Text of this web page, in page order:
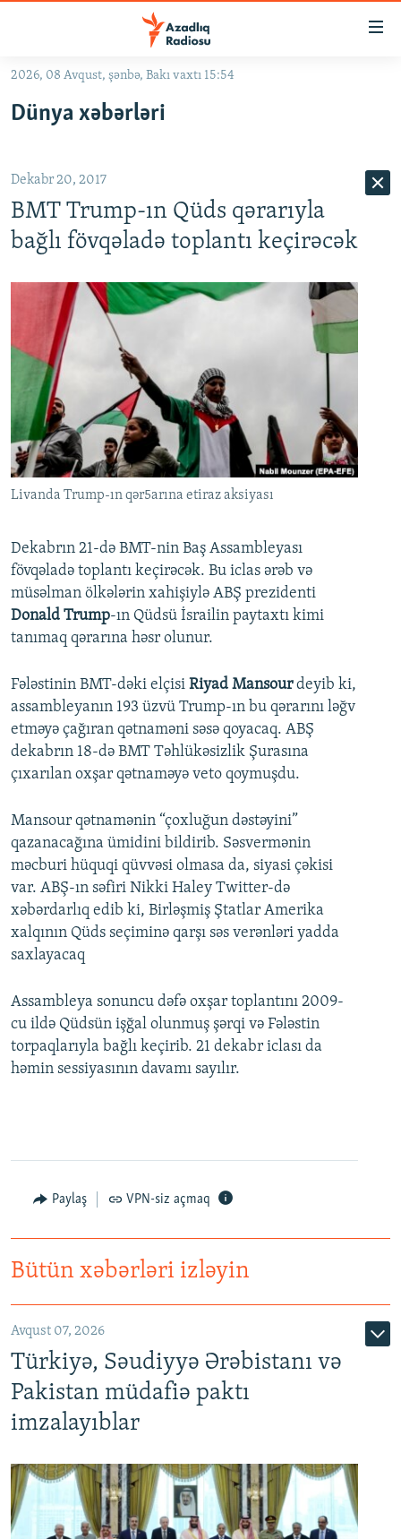
Əsas
qayıt
qayıt
Axtarışa
keç
#İZAHLA
QANUNI DOĞRU
ARAŞDIRMA
MULTIMEDIA
VIDEO
FOTOQALEREYA
İNFOQRAFIKA
KARIKATURA
RADIO ARXIV
OXU ZALI
AZƏRBAYCAN ƏDƏBIYYATI KITABXANASI
İSLAM VƏ DEMOKRATIYA
HAQQIMIZDA
MISSIYAMIZ
PEŞƏ ETIKASI VƏ JURNALISTIKA STANDARTLARIMIZ
BIZIMLƏ ƏLAQƏ
XƏBƏR BÜLLETENLƏRIMIZ
BIZI IZLƏ
2026, 08 Avqust, şənbə, Bakı vaxtı 15:54
Dünya xəbərləri
Dekabr 20, 2017
BMT Trump-ın Qüds qərarıyla
bağlı fövqəladə toplantı keçirəcək
Livanda Trump-ın qər5arına etiraz aksiyası
Dekabrın 21-də BMT-nin Baş Assambleyası
fövqəladə toplantı keçirəcək. Bu iclas ərəb və
müsəlman ölkələrin xahişiylə ABŞ prezidenti
Donald Trump-ın Qüdsü İsrailin paytaxtı kimi
tanımaq qərarına həsr olunur.
Fələstinin BMT-dəki elçisi Riyad Mansourdeyib ki,
assambleyanın 193 üzvü Trump-ın bu qərarını ləğv
etməyə çağıran qətnaməni səsə qoyacaq. ABŞ
dekabrın 18-də BMT Təhlükəsizlik Şurasına
çıxarılan oxşar qətnaməyə veto qoymuşdu.
Mansour qətnamənin “çoxluğun dəstəyini”
qazanacağına ümidini bildirib. Səsvermənin
məcburi hüquqi qüvvəsi olmasa da, siyasi çəkisi
var. ABŞ-ın səfiri Nikki Haley Twitter-də
xəbərdarlıq edib ki, Birləşmiş Ştatlar Amerika
xalqının Qüds seçiminə qarşı səs verənləri yadda
saxlayacaq
Assambleya sonuncu dəfə oxşar toplantını 2009-
cu ildə Qüdsün işğal olunmuş şərqi və Fələstin
torpaqlarıyla bağlı keçirib. 21 dekabr iclası da
həmin sessiyasının davamı sayılır.
Paylaş VPN-siz açmaq
Bütün xəbərləri izləyin
Avqust 07, 2026
Türkiyə, Səudiyyə Ərəbistanı və
Pakistan müdafiə paktı
imzalayıblar